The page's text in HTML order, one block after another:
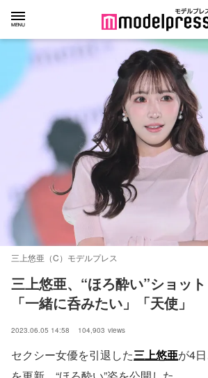
三上悠亜（C）モデルプレス
三上悠亜、“ほろ酔い”ショッ
「一緒に呑みたい」「天使」
2023.06.05 14:58 104,903 views
セクシー女優を引退した三上悠亜が4